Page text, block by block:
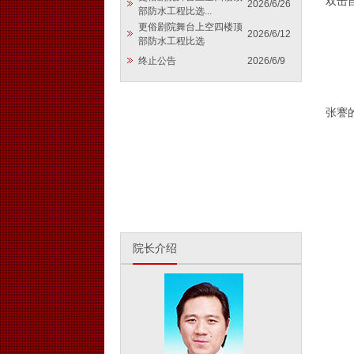
部防水工程比选...
2026/6/26
更俗剧院舞台上空四楼顶
部防水工程比选
2026/6/12
终止公告 2026/6/9
院长介绍
张謇